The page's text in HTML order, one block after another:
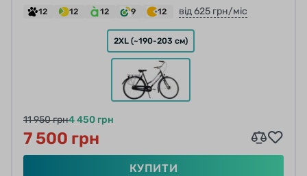
12 12 12 9 12 від 625 грн/міс
2XL (~190-203 см)
11 950 грн4 450 грн
7 500 грн
КУПИТИ